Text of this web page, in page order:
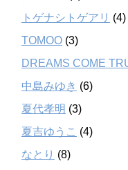
トゲナシトゲアリ (4)
TOMOO (3)
DREAMS COME
中島みゆき (6)
夏代孝明 (3)
夏吉ゆうこ (4)
なとり (8)